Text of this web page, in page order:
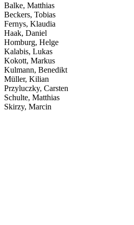
Balke, Matthias
Beckers, Tobias
Fernys, Klaudia
Haak, Daniel
Homburg, Helge
Kalabis, Lukas
Kokott, Markus
Kulmann, Benedikt
Müller, Kilian
Przyluczky, Carsten
Schulte, Matthias
Skirzy, Marcin